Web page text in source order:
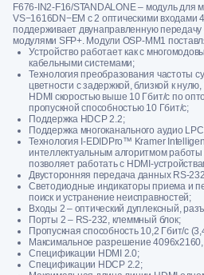
F676-IN2-F16/STANDALONE – модуль для
VS−1616DN−EM с 2 оптическими входами
поддерживает двунаправленную передачу
модулями SFP+. Модули OSP-MM1
Устройство работает как с
кабельными системами;
Технология преобразования частоты
цветности с задержкой, близкой к
HDMI скоростью выше 10 Гбит/с по
пропускной способностью 10 Гбит/с;
Поддержка HDCP 2.2;
Поддержка многоканального аудио
Технология I-EDIDPro™ Kramer
интеллектуальным алгоритмом
позволяет работать с HDMI-
Двусторонняя передача данных RS-
Светодиодные индикаторы приема и
поиск и устранение неисправностей;
Входы 2 – оптический дуплексный,
Порты 2 – RS-232, клеммный блок;
Пропускная способность 10,2 Гбит/с
Максимальное разрешение 4096x2160,
Спецификации HDMI 2.0;
Спецификации HDCP 2.2;